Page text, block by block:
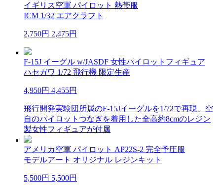
イギリス空軍 パイロット 熱帯服
ICM 1/32 エアクラフト
2,750円 2,475円
F-15J イーグル w/JASDF 女性パイロットフィギュア
ハセガワ 1/72 飛行機 限定生産
4,950円 4,455円
飛行開発実験団所属のF-15Jイーグルを1/72で再現、空
自のパイロットつなぎを着用した全高約8cmのレジン
製女性フィギュアが付属
アメリカ空軍 パイロット AP22S-2 完全予圧服
モデルアート オリジナル レジンキット
5,500円 5,500円